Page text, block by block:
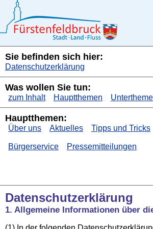
Sie befinden sich hier:
Datenschutzerklärung
Was wollen Sie tun:
zum Inhalt Hauptthemen
Hauptthemen:
Über uns Aktuelles Tipps und Tricks
Bürgerservice Pressemitteilungen
Datenschutzerklärung
1. Allgemeine Informationen über